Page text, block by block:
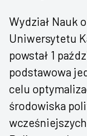
Wydział Nauk
Uniwersytetu
powstał 1
podstawowa
celu
środowiska